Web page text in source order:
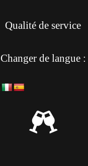
Qualité de service
Changer de langue :
